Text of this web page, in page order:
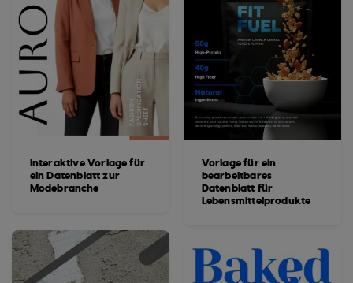
Interaktive Vorlage für
ein Datenblatt zur
Modebranche
Vorlage für ein
bearbeitbares
Datenblatt für
Lebensmittelprodukte